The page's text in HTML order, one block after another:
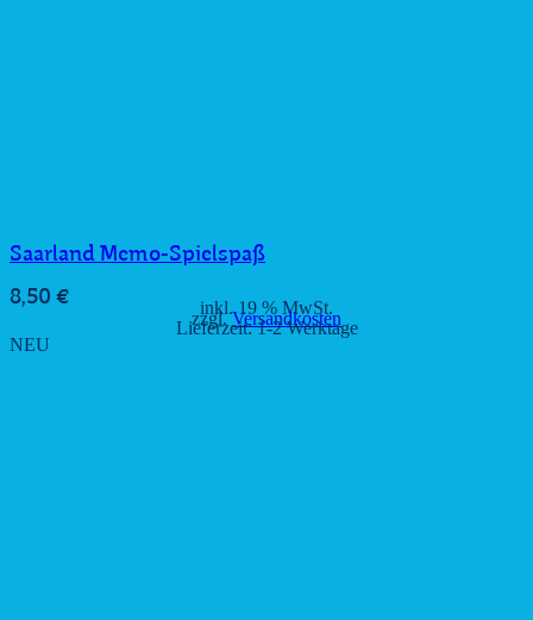
Saarland Memo-Spielspaß
8,50 € inkl. 19 % MwSt.
zzgl.Versandkosten
Lieferzeit:1-2 Werktage
NEU